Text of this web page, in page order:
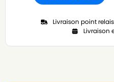
Livraison point
Livraison